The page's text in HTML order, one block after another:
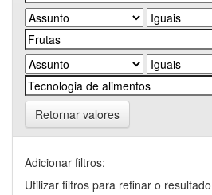
Retornar valores
Adicionar filtros:
Utilizar filtros para refinar o